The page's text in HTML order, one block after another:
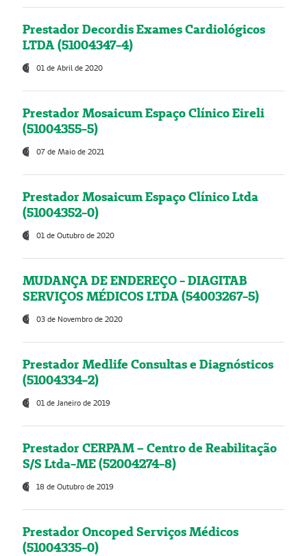
Prestador Decordis Exames Cardiológicos
LTDA (51004347-4)
01 de Abril de 2020
Prestador Mosaicum Espaço Clínico Eireli
(51004355-5)
07 de Maio de 2021
Prestador Mosaicum Espaço Clínico Ltda
(51004352-0)
01 de Outubro de 2020
MUDANÇA DE ENDEREÇO - DIAGITAB
SERVIÇOS MÉDICOS LTDA (54003267-5)
03 de Novembro de 2020
Prestador Medlife Consultas e Diagnósticos
(51004334-2)
01 de Janeiro de 2019
Prestador CERPAM – Centro de Reabilitação
S/S Ltda-ME (52004274-8)
18 de Outubro de 2019
Prestador Oncoped Serviços Médicos
(51004335-0)